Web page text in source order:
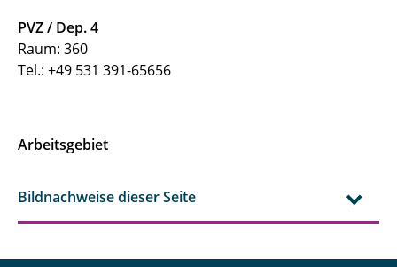
PVZ / Dep. 4
Raum: 360
Tel.: +49 531 391-65656
Arbeitsgebiet
Bildnachweise dieser Seite